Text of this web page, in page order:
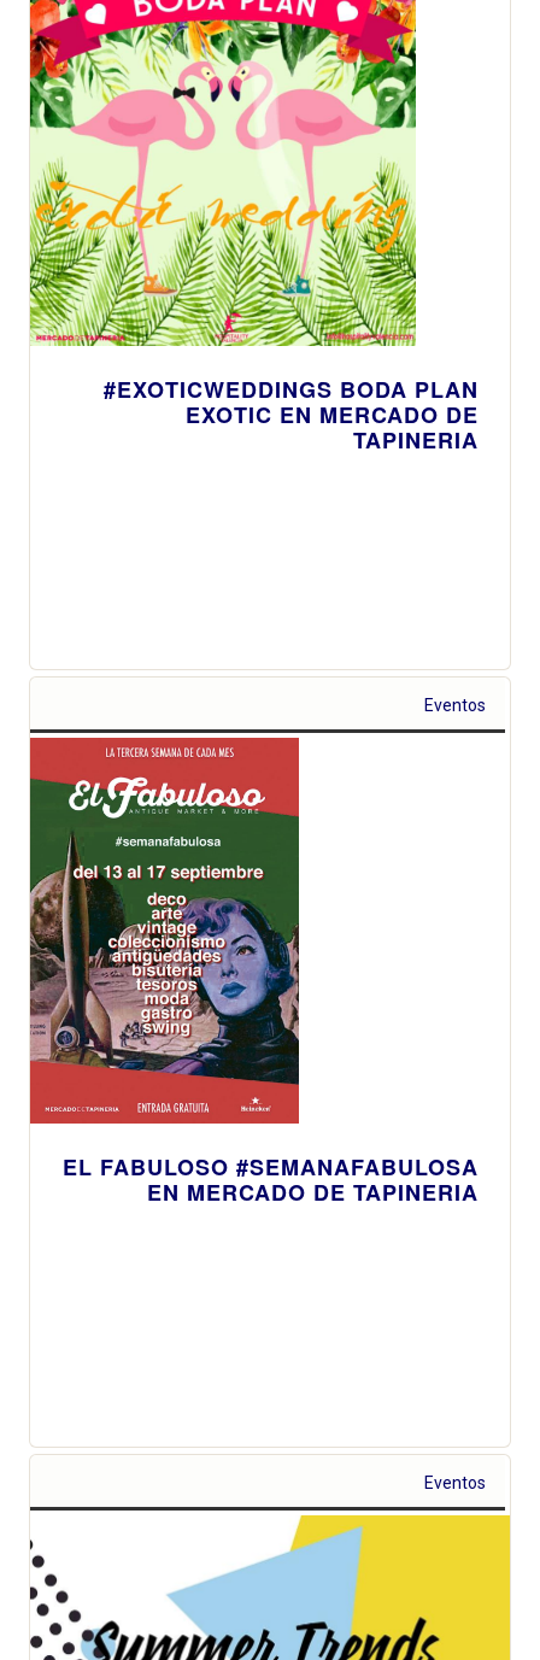
#EXOTICWEDDINGS BODA PLAN
EXOTIC EN MERCADO DE
TAPINERIA
Eventos
EL FABULOSO #SEMANAFABULOSA
EN MERCADO DE TAPINERIA
Eventos